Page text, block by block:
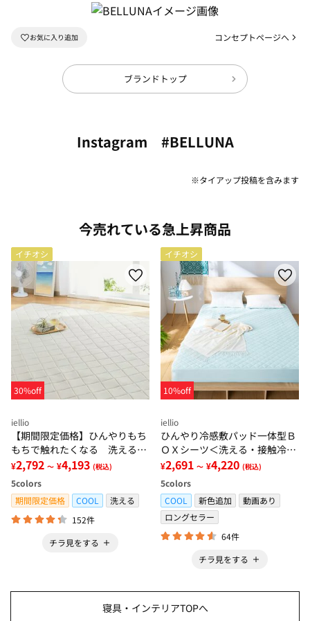
コンセプトページへ
ブランドトップ
Instagram #BELLUNA
※タイアップ投稿を含みます
今売れている急上昇商品
イチオシ
30%off
iellio
【期間限定価格】ひんやりもち
もちで触れたくなる 洗えるラ
グ＜低反発・滑りにくい・接触
冷感・防ダニ・カーペット＞
¥2,792 ～ ¥4,193 (税込)
5colors
期間限定価格
COOL
洗える
152件
チラ見をする
イチオシ
10%off
iellio
ひんやり冷感敷パッド一体型Ｂ
ＯＸシーツ＜洗える・接触冷
感・抗菌防臭・時短・家事楽・
ボックスシーツ・寝苦しさ対策
＞
¥2,691 ～ ¥4,220 (税込)
5colors
COOL
新色追加
動画あり
ロングセラー
64件
チラ見をする
寝具・インテリアTOPへ